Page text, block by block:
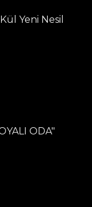
Yeni Nesil
ODA"